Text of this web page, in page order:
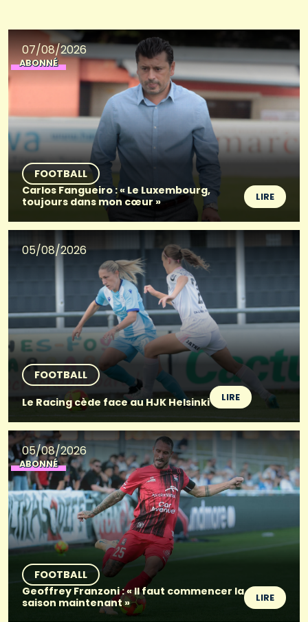
07/08/2026
ABONNÉ
FOOTBALL
Carlos Fangueiro : « Le Luxembourg,
toujours dans mon cœur »
LIRE
05/08/2026
FOOTBALL
Le Racing cède face au HJK Helsinki
LIRE
05/08/2026
ABONNÉ
FOOTBALL
Geoffrey Franzoni : « Il faut commencer la
saison maintenant »
LIRE